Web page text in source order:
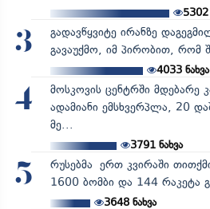
5302
3
გადავწყვიტე ირანზე
გავაუქმო, იმ პირობით, რომ
4033ნახვა
4
მოსკოვის ცენტრში მდებარე
ადამიანი ემსხვერპლა, 20
მე...
3791ნახვა
5
რუსებმა ერთ კვირაში
1600 ბომბი და 144 რაკეტა
3648ნახვა